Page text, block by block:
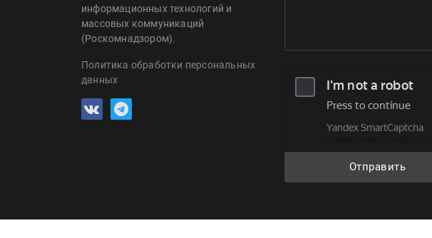
информационных технологий и
массовых коммуникаций
(Роскомнадзором).
Политика обработки персональных
данных
Отправить